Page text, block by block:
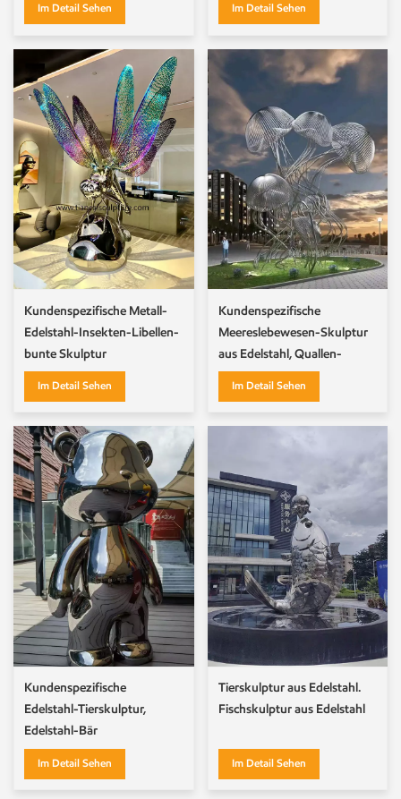
Im Detail Sehen Im Detail Sehen
Kundenspezifische Metall-
Edelstahl-Insekten-Libellen-
bunte Skulptur
Im Detail Sehen
Kundenspezifische
Meereslebewesen-Skulptur
aus Edelstahl, Quallen-
Skulptur, dynamische
Im Detail Sehen
Kundenspezifische
Edelstahl-Tierskulptur,
Edelstahl-Bär
Im Detail Sehen
Tierskulptur aus Edelstahl.
Fischskulptur aus Edelstahl
Im Detail Sehen